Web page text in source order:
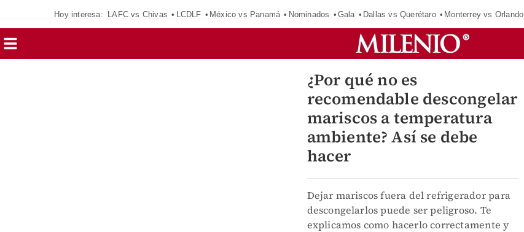
Hoy interesa: LAFC vs Chivas LCDLF México vs Panamá Nominados Gala Dallas vs Querétaro Monterrey vs Orlando
¿Por qué no es
recomendable descongelar
mariscos a temperatura
ambiente? Así se debe
hacer
Dejar mariscos fuera del refrigerador para
descongelarlos puede ser peligroso. Te
explicamos como hacerlo correctamente y